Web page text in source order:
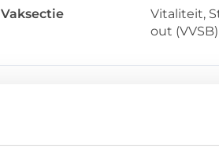
Vaksectie
Vitaliteit,
out (VVSB)